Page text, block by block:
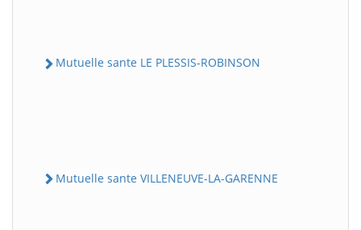
Mutuelle sante LE PLESSIS-ROBINSON
Mutuelle sante VILLENEUVE-LA-GARENNE